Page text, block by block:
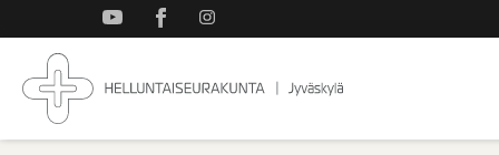
ylös
Jyväskylän
Koti